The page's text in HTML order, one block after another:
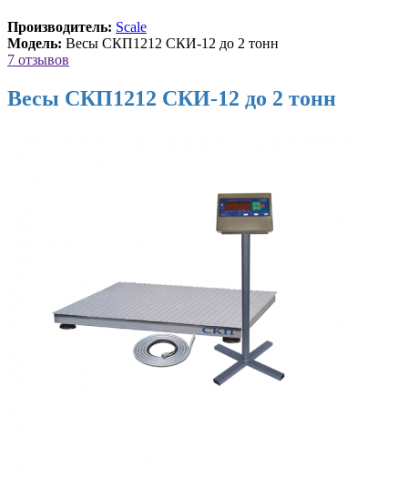
Производитель: Scale
Модель: Весы СКП1212 СКИ-12 до 2 тонн
7 отзывов
Весы СКП1212 СКИ-12 до 2 тонн